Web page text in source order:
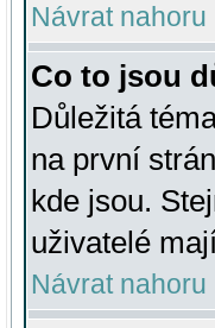
Návrat nahoru
Co to jsou
Důležitá
na první
kde jsou.
uživatelé
Návrat nahoru